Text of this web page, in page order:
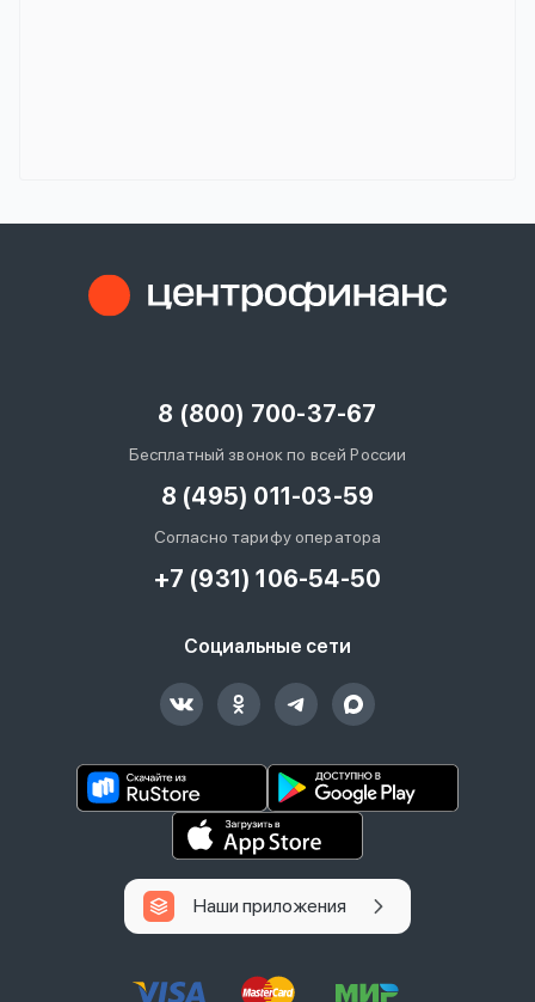
8 (800) 700-37-67
Бесплатный звонок по всей России
8 (495) 011-03-59
Согласно тарифу оператора
+7 (931) 106-54-50
Социальные сети
Наши приложения